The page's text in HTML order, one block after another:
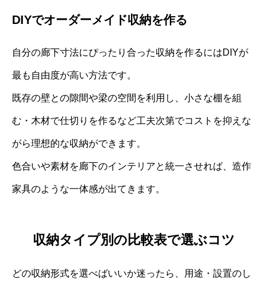
DIYでオーダーメイド収納を作る
自分の廊下寸法にぴったり合った収納を作るにはDIYが
最も自由度が高い方法です。
既存の壁との隙間や梁の空間を利用し、小さな棚を組
む・木材で仕切りを作るなど工夫次第でコストを抑えな
がら理想的な収納ができます。
色合いや素材を廊下のインテリアと統一させれば、造作
家具のような一体感が出てきます。
収納タイプ別の比較表で選ぶコツ
どの収納形式を選べばいいか迷ったら、用途・設置のし